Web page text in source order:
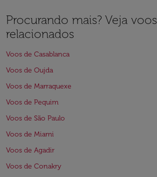
Procurando mais? Veja voos
relacionados
Voos de Casablanca
Voos de Oujda
Voos de Marraquexe
Voos de Pequim
Voos de São Paulo
Voos de Miami
Voos de Agadir
Voos de Conakry